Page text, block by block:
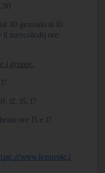
30 gennaio al 10
il mercoledì) ore
i gruppi:
12, 15, 17
ore 15 e 17
www.lenuvole.i